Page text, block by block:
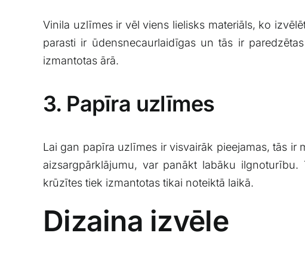
Vinila uzlīmes ir⁤ vēl viens lielisks materiāls, ko⁤
parasti ir​ ūdensnecaurlaidīgas un tās ir
izmantotas ārā.
3. Papīra uzlīmes
Lai ‌gan ⁣papīra uzlīmes ir visvairāk pieejamas, tās
‍aizsargpārklājumu, ⁢var⁣ panākt labāku
krūzītes tiek ⁢izmantotas ​tikai noteiktā laikā.
Dizaina izvēle